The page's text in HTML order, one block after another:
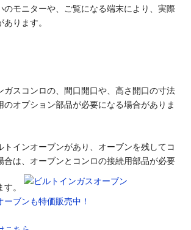
のモニターや、ご覧になる端末により、実際
ります。
ガスコンロの、間口開口や、高さ開口の寸法
のオプション部品が必要になる場合がありま
トインオーブンがあり、オーブンを残してコ
合は、オーブンとコンロの接続用部品が必要
。
ブンも特価販売中！